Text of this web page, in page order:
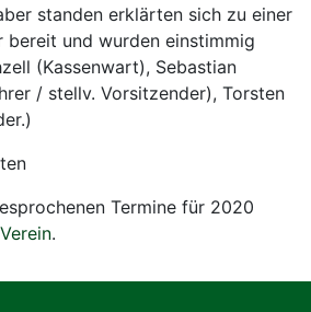
standen erklärten sich zu einer
bereit und wurden einstimmig
(Kassenwart), Sebastian
/ stellv. Vorsitzender), Torsten
Termine für 2020
.